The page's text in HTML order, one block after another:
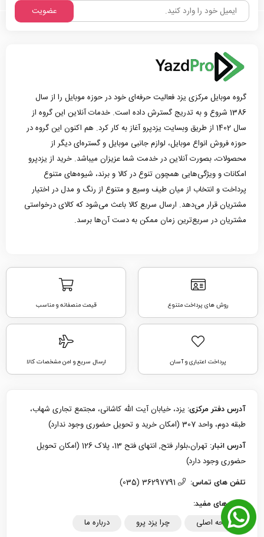
عضویت
گروه موبایل مرکزی یزد فعالیت حرفه‌ای خود در حوزه موبایل را از سال
1386 شروع و به تدریج گسترش داده است. خدمات آنلاین این گروه از
سال 1402 از طریق وبسایت یزدپرو آغاز به کار کرد. هم اکنون این گروه در
حوزه فروش انواع موبایل، لوازم جانبی موبایل و گستره‌ای دیگر از
محصولات، بصورت آنلاین در خدمت شما عزیزان میباشد. خرید از یزدپرو
امکانات و ویژگی‌هایی همچون تنوع در کالا و برند، شیوه‌های متنوع
پرداخت و انتخاب از میان طیف وسیع و متنوع از رنگ و مدل در اختیار
مشتریان قرار می‌دهد. ارسال سریع کالا باعث می‌شود که کالای درخواستی
مشتریان در سریع‌ترین زمان ممکن به دست آن‌ها برسد.
روش های پرداخت متنوع قیمت منصفانه و مناسب
پرداخت اعتباری و آسان ارسال سریع و امن مشخصات کالا
آدرس دفتر مرکزی: یزد، خیابان آیت الله کاشانی، مجتمع تجاری شهاب،
طبقه دوم، واحد 307 (امکان خرید و تحویل حضوری وجود ندارد)
آدرس انبار:
تهران،بلوار فتح, انتهای فتح 13، پلاک 126 (امکان تحویل
حضوری وجود دارد)
تلفن های تماس:
لینک های مفید:
صفحه اصلی چرا یزد پرو درباره ما